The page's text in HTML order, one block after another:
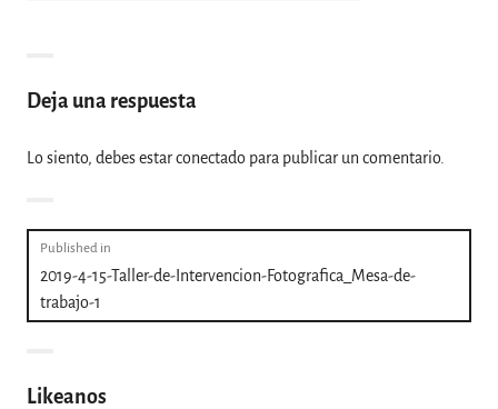
Deja una respuesta
Lo siento, debes estarconectado para publicar un comentario.
Navegación
de
entradas
Published in
2019-4-15-Taller-de-Intervencion-Fotografica_Mesa-de-
trabajo-1
Likeanos